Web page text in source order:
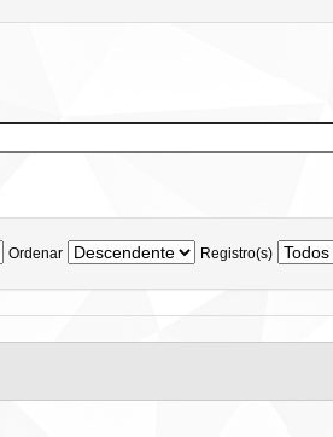
Ordenar Registro(s)